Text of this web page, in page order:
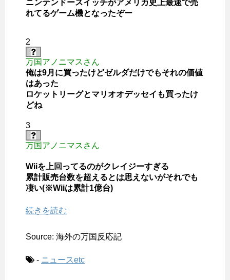
ニンテンドースイッチがアメリカ史上最速で売
れてるゲーム機となったぞー
2
万国アノニマスさん
俺は9月に買ったけどゼルダだけでもそれの価値
はあった
ロケットリーグとマリオオデッセイも買ったけ
どね
3
万国アノニマスさん
Wiiを上回ってるのがクレイジーすぎる
累計販売台数を超えるとは思えないがそれでも
凄い(※Wiiは累計1億台)
続きを読む
Source: 海外の万国反応記
- ニュースetc